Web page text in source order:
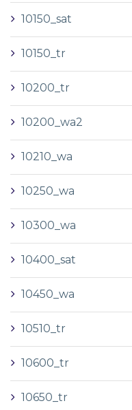
10150_sat
10150_tr
10200_tr
10200_wa2
10210_wa
10250_wa
10300_wa
10400_sat
10450_wa
10510_tr
10600_tr
10650_tr